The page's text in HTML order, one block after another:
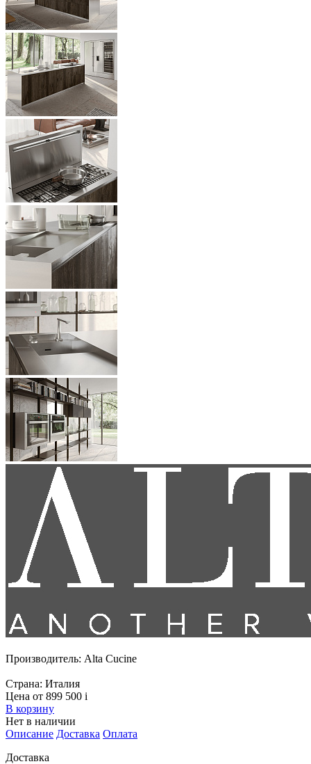
Производитель: Alta Cucine
Страна: Италия
Цена от 899 500 i
В корзину
Нет в наличии
Описание Доставка Оплата
Доставка